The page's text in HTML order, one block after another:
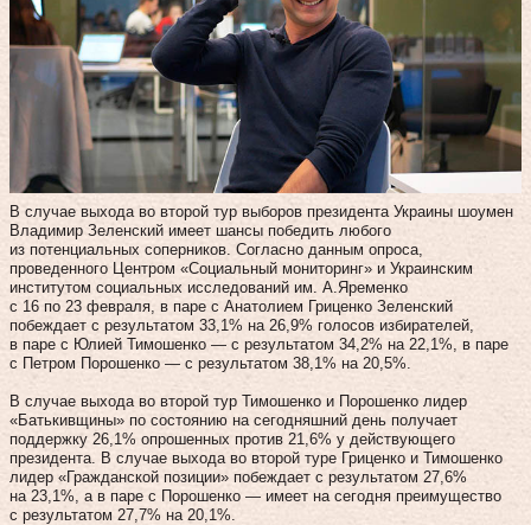
В случае выхода во второй тур выборов президента Украины шоумен
Владимир Зеленский имеет шансы победить любого
из потенциальных соперников. Согласно данным опроса,
проведенного Центром «Социальный мониторинг» и Украинским
институтом социальных исследований им. А.Яременко
с 16 по 23 февраля, в паре с Анатолием Гриценко Зеленский
побеждает с результатом 33,1% на 26,9% голосов избирателей,
в паре с Юлией Тимошенко — с результатом 34,2% на 22,1%, в паре
с Петром Порошенко — с результатом 38,1% на 20,5%.
В случае выхода во второй тур Тимошенко и Порошенко лидер
«Батькивщины» по состоянию на сегодняшний день получает
поддержку 26,1% опрошенных против 21,6% у действующего
президента. В случае выхода во второй туре Гриценко и Тимошенко
лидер «Гражданской позиции» побеждает с результатом 27,6%
на 23,1%, а в паре с Порошенко — имеет на сегодня преимущество
с результатом 27,7% на 20,1%.